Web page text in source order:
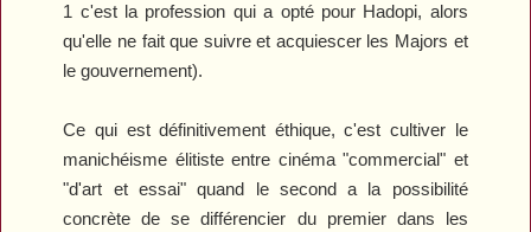
1 c'est la profession qui a opté pour Hadopi, alors
qu'elle ne fait que suivre et acquiescer les Majors et
le gouvernement).
Ce qui est définitivement éthique, c'est cultiver le
manichéisme élitiste entre cinéma "commercial" et
"d'art et essai" quand le second a la possibilité
concrète de se différencier du premier dans les